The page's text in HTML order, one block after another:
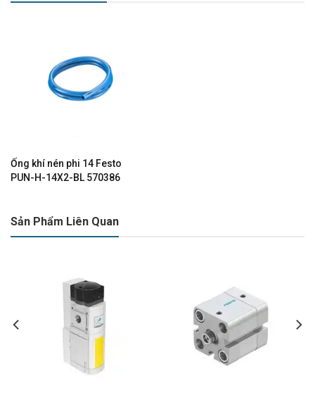
Ống khí nén phi 14 Festo
PUN-H-14X2-BL 570386
Sản Phẩm Liên Quan